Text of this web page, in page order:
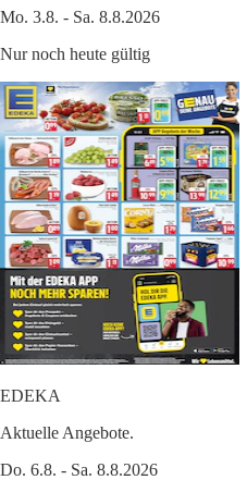
Mo. 3.8. - Sa. 8.8.2026
Nur noch heute gültig
EDEKA
Aktuelle Angebote.
Do. 6.8. - Sa. 8.8.2026